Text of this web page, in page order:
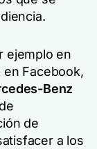
ejemplo en
Facebook,
Benz
de
a los